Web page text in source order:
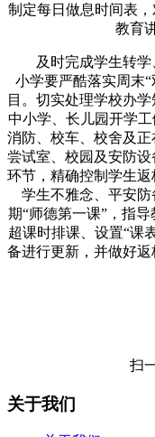
制定每日做息时间表
教育
及时完成学生转学
小学要严酷落实周末
目。切实处理学校办
中小学、长儿园开学
消防、校车、校舍及正
尝试室、校园及安防
环节，精确控制学生
学生不雅念、平安
期“师德第一课”，指
超课时排课、设置“课
备进行更新，并做好返
扫
关于我们